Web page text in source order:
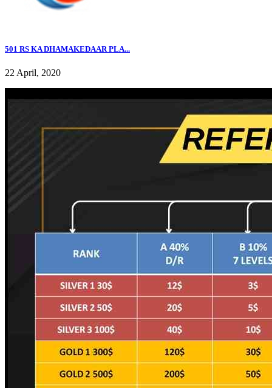
501 RS KA DHAMAKEDAAR PLA...
22 April, 2020